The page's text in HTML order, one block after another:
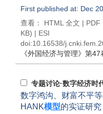
First published at: Dec
查看： HTML 全文 | PDF
KB) | ESI
doi:10.16538/
《外国经济与管理》 第47
专题讨论·数字经济时
数字鸿沟、财富不平
HANK模型的实证研究